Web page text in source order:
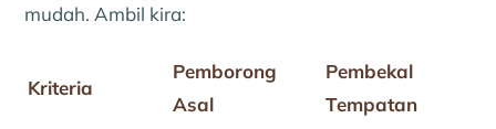
mudah. Ambil kira:
Kriteria
Pemborong
Asal
Pembekal
Tempatan